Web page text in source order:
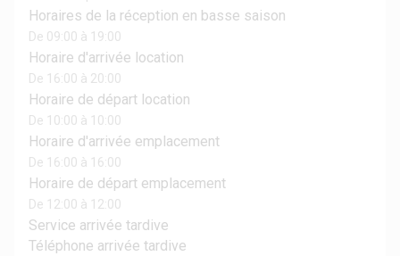
Horaires de la réception en basse saison
De 09:00 à 19:00
Horaire d'arrivée location
De 16:00 à 20:00
Horaire de départ location
De 10:00 à 10:00
Horaire d'arrivée emplacement
De 16:00 à 16:00
Horaire de départ emplacement
De 12:00 à 12:00
Service arrivée tardive
Téléphone arrivée tardive